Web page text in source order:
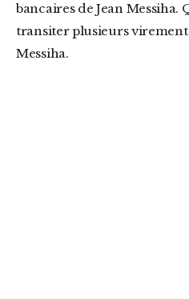
bancaires de Jean Messiha.
transiter plusieurs
Messiha.